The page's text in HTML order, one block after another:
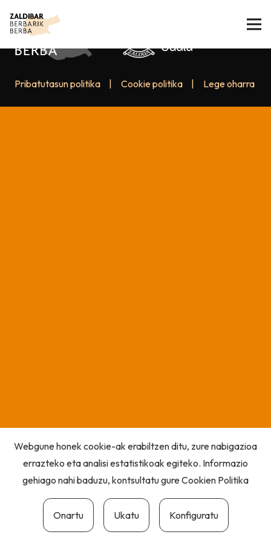
Pribatutasun politika Cookie politika Lege oharra
Webgune honek cookie-ak erabiltzen ditu, zure nabigazioa
errazteko eta analisi estatistikoak egiteko. Informazio
gehiago nahi baduzu, kontsultatu gureCookien Politika
Onartu Ukatu Konfiguratu